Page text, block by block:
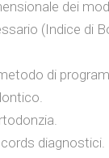
dei
(Indice di
di
diagnostici.